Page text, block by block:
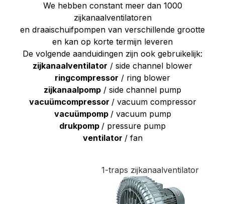
We hebben constant meer dan 1000
zijkanaalventilatoren
en draaischuifpompen van verschillende grootte
en kan op korte termijn leveren
De volgende aanduidingen zijn ook gebruikelijk:
zijkanaalventilator / side channel blower
ringcompressor / ring blower
zijkanaalpomp / side channel pump
vacuümcompressor / vacuum compressor
vacuümpomp / vacuum pump
drukpomp / pressure pump
ventilator / fan
1-traps zijkanaalventilator